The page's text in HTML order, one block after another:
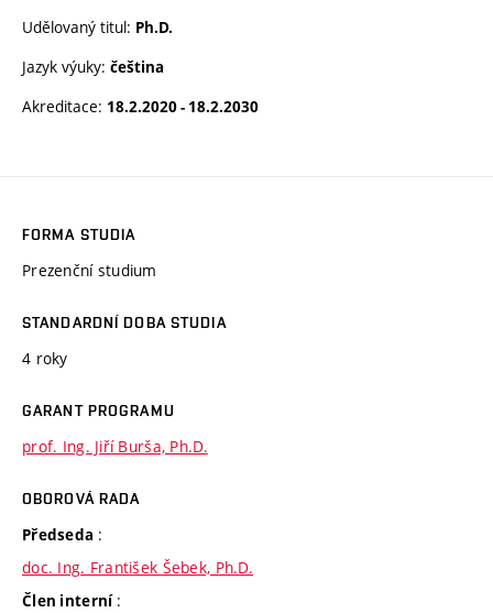
Udělovaný titul: Ph.D.
Jazyk výuky: čeština
Akreditace: 18.2.2020 - 18.2.2030
FORMA STUDIA
Prezenční studium
STANDARDNÍ DOBA STUDIA
4 roky
GARANT PROGRAMU
prof. Ing. Jiří Burša, Ph.D.
OBOROVÁ RADA
Předseda :
doc. Ing. František Šebek, Ph.D.
Člen interní :